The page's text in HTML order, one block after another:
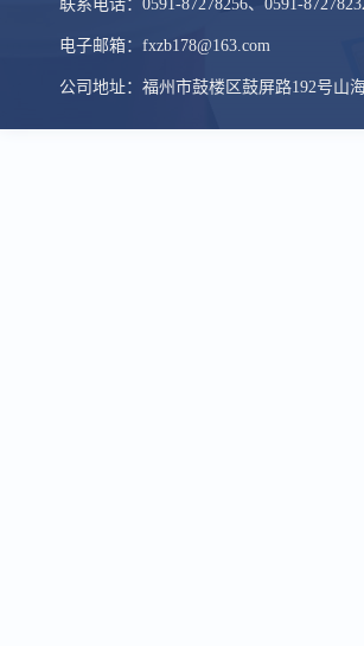
联系电话：0591-87278256、0591-
电子邮箱：fxzb178@163.com
公司地址：福州市鼓楼区鼓屏路192号山